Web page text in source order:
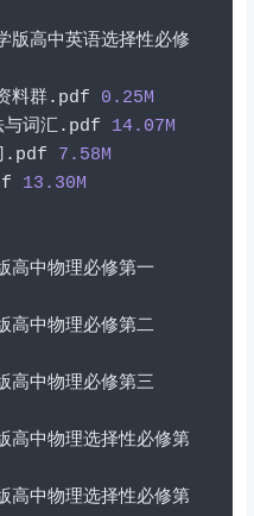
版高中英语选择性必修
料群. pdf 0.25M
与词汇. pdf 14.07M
. pdf 7.58M
13.30M
高中物理必修第一
高中物理必修第二
高中物理必修第三
高中物理选择性必修第
高中物理选择性必修第